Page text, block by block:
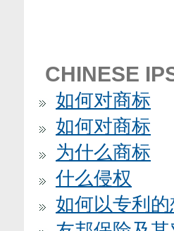
CHINESE
如何对商标
如何对商标
为什么商标
什么侵权
如何以专利的